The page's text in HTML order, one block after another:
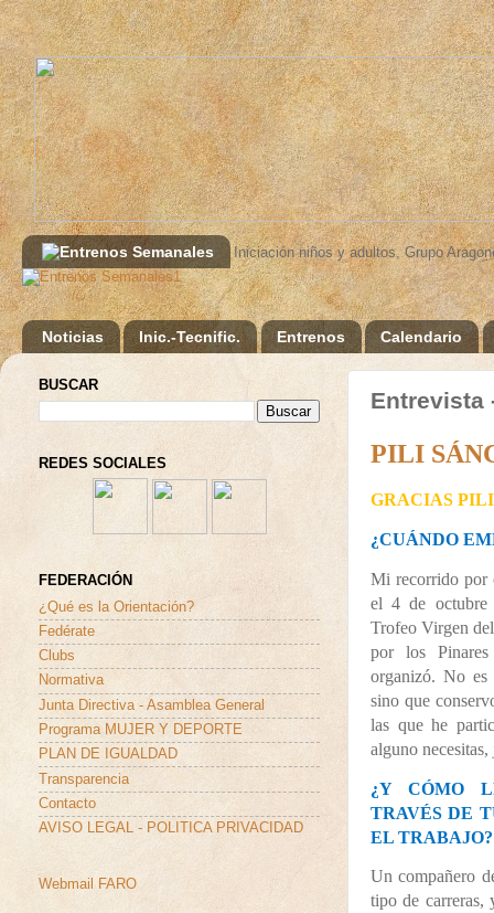
Iniciación niños y adultos, Grupo
1
Noticias Inic.-Tecnific. Entrenos Calendario
Entrevista
PILI
GRACIAS
¿CUÁNDO
Mi recorrido por
el 4 de
Trofeo Virgen
por los
organizó. No es
sino que
las que he
alguno
¿Y CÓMO
TRAVÉS DE
EL TRABAJO?
Un compañero
tipo de carreras,
BUSCAR
REDES SOCIALES
FEDERACIÓN
¿Qué es la Orientación?
Fedérate
Clubs
Normativa
Junta Directiva - Asamblea General
Programa MUJER Y DEPORTE
PLAN DE IGUALDAD
Transparencia
Contacto
AVISO LEGAL - POLITICA PRIVACIDAD
Webmail FARO